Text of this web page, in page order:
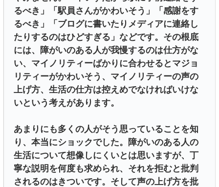
るべき」「駅員さんがかわいそう」「感謝をす
るべき」「ブログに書いたりメディアに連絡し
たりするのはひどすぎる」などです。その根底
には、障がいのある人が我慢するのは仕方がな
い、マイノリティーばかりに合わせるとマジョ
リティーがかわいそう、マイノリティーの声の
上げ方、生活の仕方は控えめでなければいけな
いという考えがあります。
あまりにも多くの人がそう思っていることを知
り、本当にショックでした。障がいのある人の
生活について想像しにくいとは思いますが、丁
寧な説明を何度も求められ、それを拒むと批判
されるのはきついです。そして声の上げ方を批